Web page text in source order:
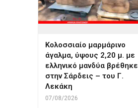
Κολοσσιαίο μαρμάρινο
άγαλμα, ύψους 2,20 μ. με
ελληνικό μανδύα βρέθηκε
στην Σάρδεις – του Γ.
Λεκάκη
07/08/2026